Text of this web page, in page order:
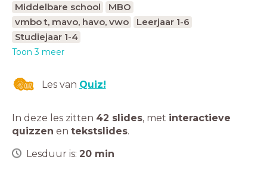
Middelbare school
MBO
vmbo t, mavo, havo, vwo
Leerjaar 1-6
Studiejaar 1-4
Toon 3 meer
Les van Quiz!
In deze les zitten 42 slides, met interactieve
quizzen en tekstslides.
Lesduur is: 20 min